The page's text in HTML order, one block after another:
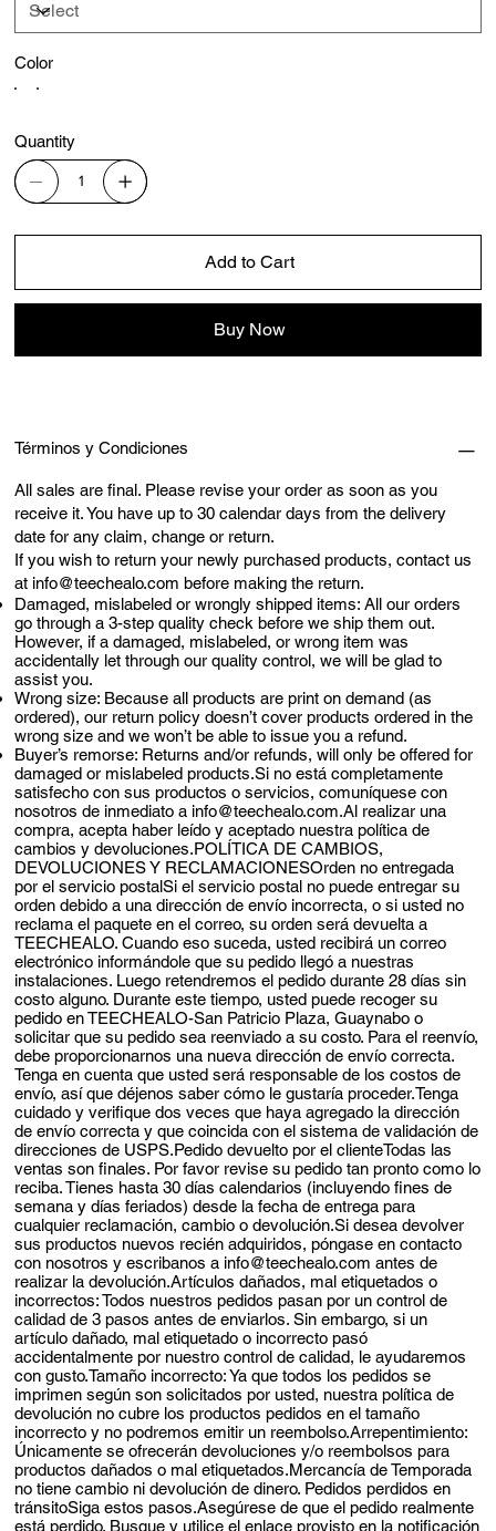
Color
Quantity
Add to Cart
Buy Now
Términos y Condiciones
All sales are final. Please revise your order as soon as you
receive it. You have up to 30 calendar days from the delivery
date for any claim, change or return.
If you wish to return your newly purchased products, contact us
at info@teechealo.com before making the return.
Damaged, mislabeled or wrongly shipped items: All our orders
go through a 3-step quality check before we ship them out.
However, if a damaged, mislabeled, or wrong item was
accidentally let through our quality control, we will be glad to
assist you.
Wrong size: Because all products are print on demand (as
ordered), our return policy doesn’t cover products ordered in the
wrong size and we won’t be able to issue you a refund.
Buyer’s remorse: Returns and/or refunds, will only be offered for
damaged or mislabeled products.Si no está completamente
satisfecho con sus productos o servicios, comuníquese con
nosotros de inmediato a info@teechealo.com.Al realizar una
compra, acepta haber leído y aceptado nuestra política de
cambios y devoluciones.POLÍTICA DE CAMBIOS,
DEVOLUCIONES Y RECLAMACIONESOrden no entregada
por el servicio postalSi el servicio postal no puede entregar su
orden debido a una dirección de envío incorrecta, o si usted no
reclama el paquete en el correo, su orden será devuelta a
TEECHEALO. Cuando eso suceda, usted recibirá un correo
electrónico informándole que su pedido llegó a nuestras
instalaciones. Luego retendremos el pedido durante 28 días sin
costo alguno. Durante este tiempo, usted puede recoger su
pedido en TEECHEALO-San Patricio Plaza, Guaynabo o
solicitar que su pedido sea reenviado a su costo. Para el reenvío,
debe proporcionarnos una nueva dirección de envío correcta.
Tenga en cuenta que usted será responsable de los costos de
envío, así que déjenos saber cómo le gustaría proceder.Tenga
cuidado y verifique dos veces que haya agregado la dirección
de envío correcta y que coincida con el sistema de validación de
direcciones de USPS.Pedido devuelto por el clienteTodas las
ventas son finales. Por favor revise su pedido tan pronto como lo
reciba. Tienes hasta 30 días calendarios (incluyendo fines de
semana y días feriados) desde la fecha de entrega para
cualquier reclamación, cambio o devolución.Si desea devolver
sus productos nuevos recién adquiridos, póngase en contacto
con nosotros y escribanos a info@teechealo.com antes de
realizar la devolución.Artículos dañados, mal etiquetados o
incorrectos: Todos nuestros pedidos pasan por un control de
calidad de 3 pasos antes de enviarlos. Sin embargo, si un
artículo dañado, mal etiquetado o incorrecto pasó
accidentalmente por nuestro control de calidad, le ayudaremos
con gusto.Tamaño incorrecto: Ya que todos los pedidos se
imprimen según son solicitados por usted, nuestra política de
devolución no cubre los productos pedidos en el tamaño
incorrecto y no podremos emitir un reembolso.Arrepentimiento:
Únicamente se ofrecerán devoluciones y/o reembolsos para
productos dañados o mal etiquetados.Mercancía de Temporada
no tiene cambio ni devolución de dinero. Pedidos perdidos en
tránsitoSiga estos pasos.Asegúrese de que el pedido realmente
está perdido. Busque y utilice el enlace provisto en la notificación